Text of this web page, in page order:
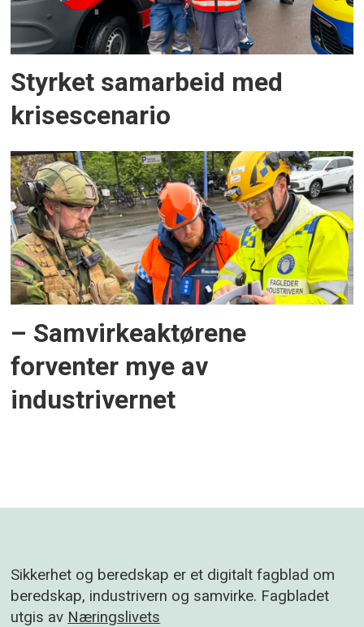
Styrket samarbeid med
krisescenario
– Samvirkeaktørene
forventer mye av
industrivernet
Sikkerhet og beredskap er et digitalt fagblad om
beredskap, industrivern og samvirke. Fagbladet
utgis av Næringslivets